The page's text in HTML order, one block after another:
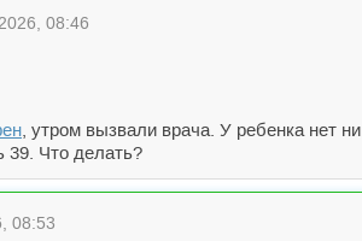
08:46
, утром вызвали врача. У ребенка нет ни
39. Что делать?
08:53